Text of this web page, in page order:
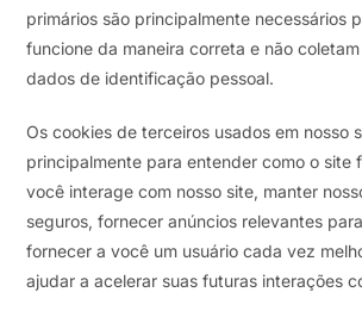
primários são principalmente necessários
funcione da maneira correta e não
dados de identificação pessoal.
Os cookies de terceiros usados em nosso
principalmente para entender como o site
você interage com nosso site, manter
seguros, fornecer anúncios relevantes
fornecer a você um usuário cada vez
ajudar a acelerar suas futuras interações